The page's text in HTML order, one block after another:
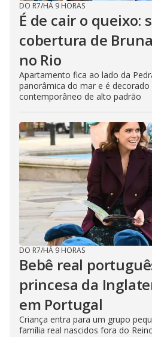
DO R7/HÁ 9 HORAS
É de cair o queixo:
cobertura de
no Rio
Apartamento fica ao lado da
panorâmica do mar e é
contemporâneo de alto padrão
DO R7/HÁ 9 HORAS
Bebê real
princesa da
em Portugal
Criança entra para um grupo
família real nascidos fora do